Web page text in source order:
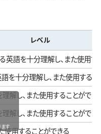
レベル
英語を十分理解し、 また使用す
を十分理解し、 また使用するこ
解し、 また使用することができ
解し、 また使用することができ
使用することができる
す